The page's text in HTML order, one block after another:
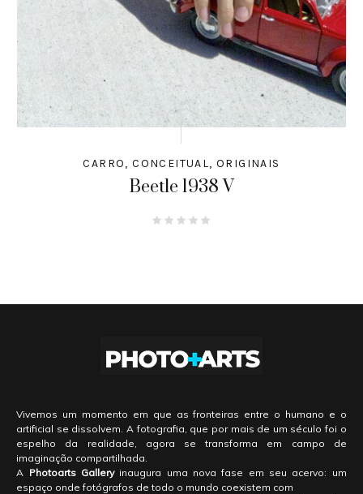
CARRO,CONCEITUAL, ORIGINAIS
Beetle 1938 V
Vivemos um momento em que as fronteiras entre o humano e o
artificial se dissolvem. A fotografia, que por mais de um século foi o
espelho da realidade, agora se transforma em campo de
imaginação compartilhada.
A Photoarts Galleryinaugura uma nova fase em seu acervo: um
espaço onde fotógrafos de todo o mundo coexistem com